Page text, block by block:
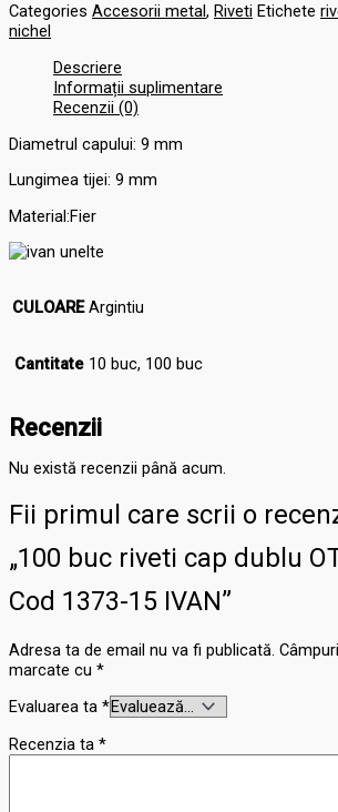
Categories Accesorii metal, Riveti Etichete
nichel
Descriere
Informații suplimentare
Recenzii (0)
Diametrul capului: 9 mm
Lungimea tijei: 9 mm
Material:Fier
CULOARE Argintiu
Cantitate 10 buc, 100 buc
Recenzii
Nu există recenzii până acum.
Fii primul care scrii o
„100 buc riveti cap dublu
Cod 1373-15 IVAN”
Adresa ta de email nu va fi publicată.
marcate cu *
Evaluarea ta *
Recenzia ta *